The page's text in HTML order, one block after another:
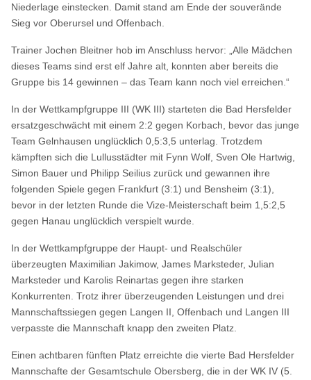
Niederlage einstecken. Damit stand am Ende der souverände
Sieg vor Oberursel und Offenbach.
Trainer Jochen Bleitner hob im Anschluss hervor: „Alle Mädchen
dieses Teams sind erst elf Jahre alt, konnten aber bereits die
Gruppe bis 14 gewinnen – das Team kann noch viel erreichen.“
In der Wettkampfgruppe III (WK III) starteten die Bad Hersfelder
ersatzgeschwächt mit einem 2:2 gegen Korbach, bevor das junge
Team Gelnhausen unglücklich 0,5:3,5 unterlag. Trotzdem
kämpften sich die Lullusstädter mit Fynn Wolf, Sven Ole Hartwig,
Simon Bauer und Philipp Seilius zurück und gewannen ihre
folgenden Spiele gegen Frankfurt (3:1) und Bensheim (3:1),
bevor in der letzten Runde die Vize-Meisterschaft beim 1,5:2,5
gegen Hanau unglücklich verspielt wurde.
In der Wettkampfgruppe der Haupt- und Realschüler
überzeugten Maximilian Jakimow, James Marksteder, Julian
Marksteder und Karolis Reinartas gegen ihre starken
Konkurrenten. Trotz ihrer überzeugenden Leistungen und drei
Mannschaftssiegen gegen Langen II, Offenbach und Langen III
verpasste die Mannschaft knapp den zweiten Platz.
Einen achtbaren fünften Platz erreichte die vierte Bad Hersfelder
Mannschafte der Gesamtschule Obersberg, die in der WK IV (5.